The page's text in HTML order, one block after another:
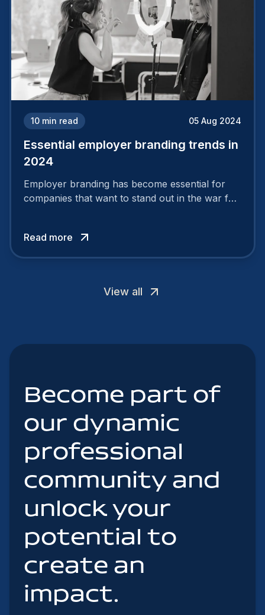
10 min read 05 Aug 2024
Essential employer branding trends in
2024
Employer branding has become essential for
companies that want to stand out in the war for
attract the best profiles.
Read more
View all
Become part of
our dynamic
professional
community and
unlock your
potential to
create an
impact.